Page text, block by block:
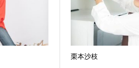
栗本沙枝